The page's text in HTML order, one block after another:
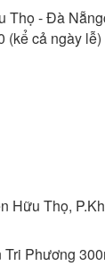
Thọ - Đà Nẵng
(kể cả ngày lễ)
Hữu Thọ,
Phương